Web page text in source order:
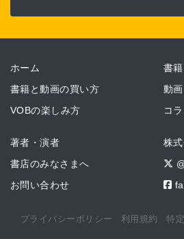
ホーム
書籍と動画の買い方
VOBの楽しみ方
書籍
動画
コ
著者・演者
書店のみなさまへ
お問い合わせ
株
プライバシーポリシー 利用規約 特